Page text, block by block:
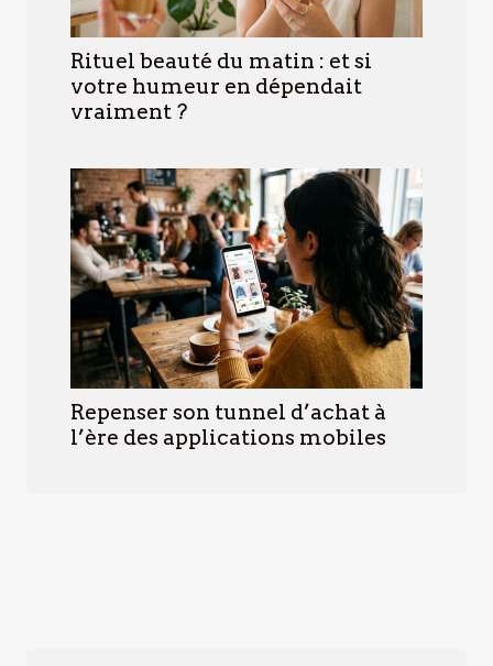
Rituel beauté du matin : et si
votre humeur en dépendait
vraiment ?
Repenser son tunnel d’achat à
l’ère des applications mobiles